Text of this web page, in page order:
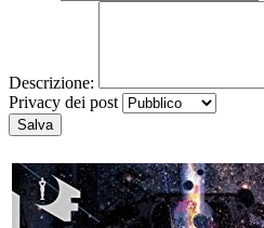
Descrizione:
Privacy dei post
Salva